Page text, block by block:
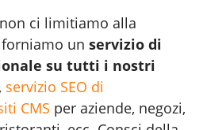
ci limitiamo alla
un servizio di
su tutti i nostri
, servizio SEO di
CMS per aziende, negozi,